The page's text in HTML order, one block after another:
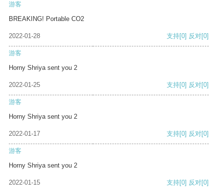
游客
BREAKING! Portable CO2
2022-01-28 支持[0] 反对[0]
游客
Horny Shriya sent you 2
2022-01-25 支持[0] 反对[0]
游客
Horny Shriya sent you 2
2022-01-17 支持[0] 反对[0]
游客
Horny Shriya sent you 2
2022-01-15 支持[0] 反对[0]